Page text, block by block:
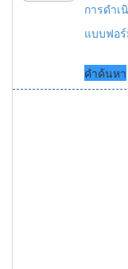
การดำเ
แบบฟอ
คำค้นหา